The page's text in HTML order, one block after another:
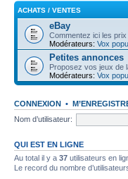
ACHATS / VENTES
eBay
Commentez ici les
Modérateurs: Vox
Petites annonces
Proposez vos jeux de
Modérateurs: Vox
CONNEXION •
Nom d’utilisateur:
QUI EST EN LIGNE
Au total il y a 37 utilisateurs en
Le record du nombre